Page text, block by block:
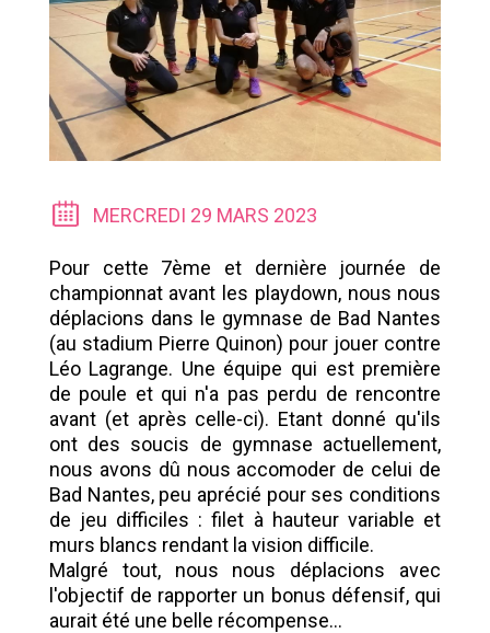
MERCREDI 29 MARS 2023
Pour cette 7ème et dernière journée de
championnat avant les playdown, nous nous
déplacions dans le gymnase de Bad Nantes
(au stadium Pierre Quinon) pour jouer contre
Léo Lagrange. Une équipe qui est première
de poule et qui n'a pas perdu de rencontre
avant (et après celle-ci). Etant donné qu'ils
ont des soucis de gymnase actuellement,
nous avons dû nous accomoder de celui de
Bad Nantes, peu aprécié pour ses conditions
de jeu difficiles : filet à hauteur variable et
murs blancs rendant la vision difficile.
Malgré tout, nous nous déplacions avec
l'objectif de rapporter un bonus défensif, qui
aurait été une belle récompense...